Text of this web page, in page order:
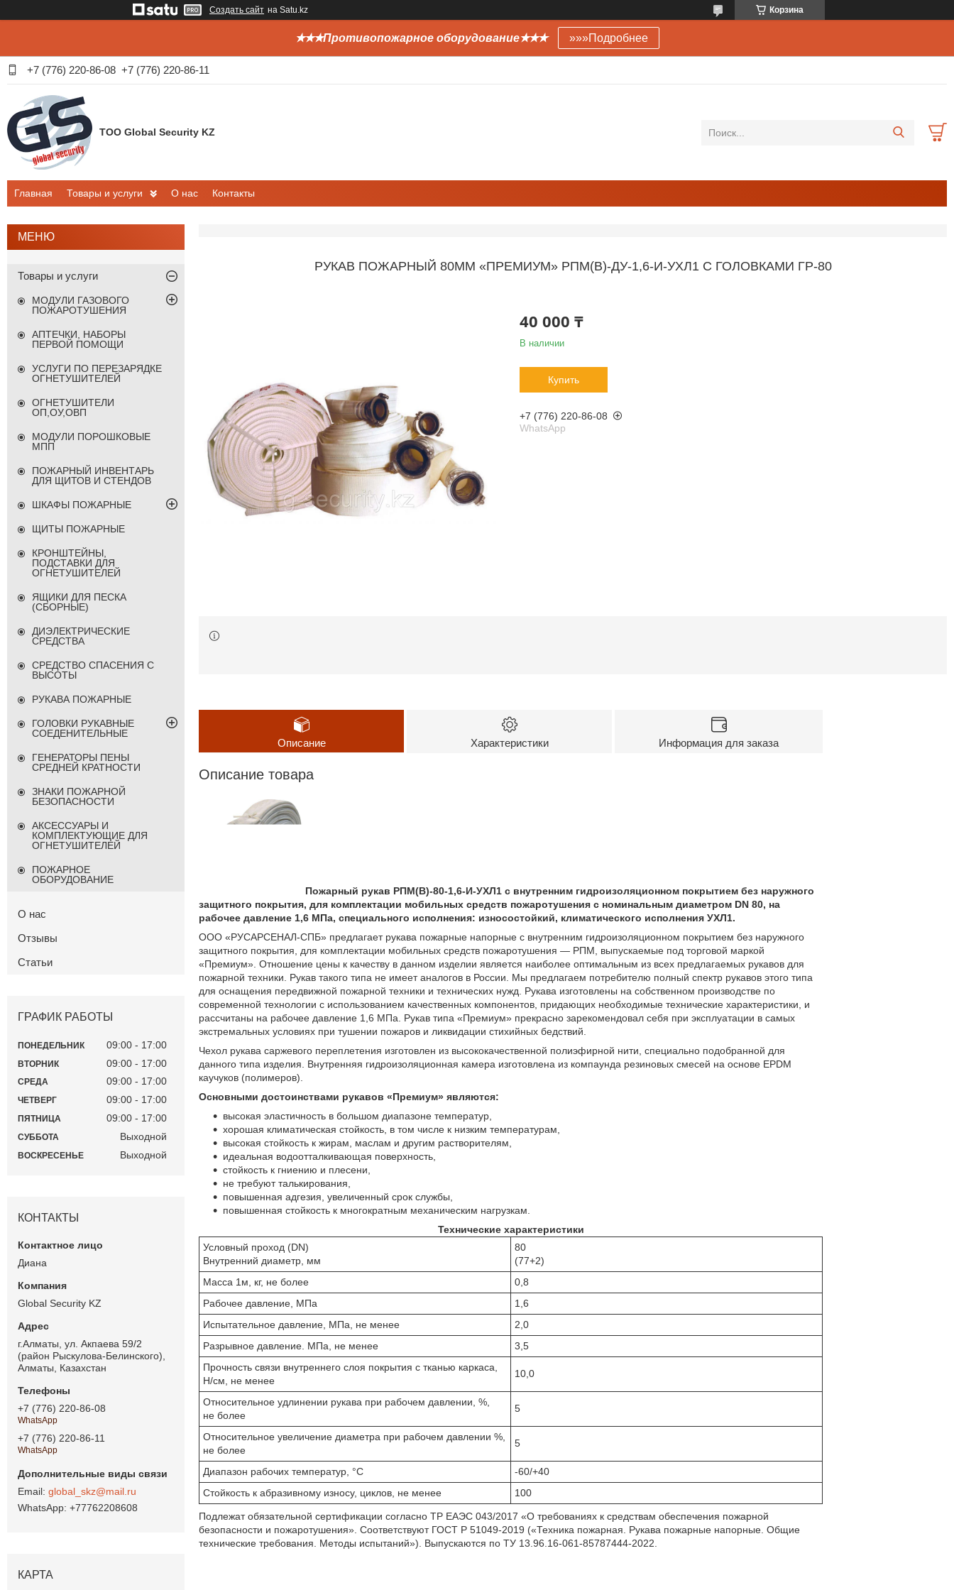
Создать сайт на Satu.kz Корзина
✭✭✭Противопожарное оборудование✭✭✭ »»»Подробнее
+7 (776) 220-86-08 +7 (776) 220-86-11
ТОО Global Security KZ
Главная Товары и услуги О нас Контакты
РУКАВ ПОЖАРНЫЙ 80ММ «ПРЕМИУМ» РПМ(В)-ДУ-1,6-И-УХЛ1 С ГОЛОВКАМИ ГР-80
40 000 ₸
В наличии
Купить
+7 (776) 220-86-08
WhatsApp
Описание Характеристики Информация для заказа
Описание товара
Пожарный рукав РПМ(В)-80-1,6-И-УХЛ1 с внутренним гидроизоляционном покрытием без наружного
защитного покрытия, для комплектации мобильных средств пожаротушения с номинальным диаметром DN 80, на
рабочее давление 1,6 МПа, специального исполнения: износостойкий, климатического исполнения УХЛ1.
ООО «РУСАРСЕНАЛ-СПБ» предлагает рукава пожарные напорные с внутренним гидроизоляционном покрытием без наружного
защитного покрытия, для комплектации мобильных средств пожаротушения — РПМ, выпускаемые под торговой маркой
«Премиум». Отношение цены к качеству в данном изделии является наиболее оптимальным из всех предлагаемых рукавов для
пожарной техники. Рукав такого типа не имеет аналогов в России. Мы предлагаем потребителю полный спектр рукавов этого типа
для оснащения передвижной пожарной техники и технических нужд. Рукава изготовлены на собственном производстве по
современной технологии с использованием качественных компонентов, придающих необходимые технические характеристики, и
рассчитаны на рабочее давление 1,6 МПа. Рукав типа «Премиум» прекрасно зарекомендовал себя при эксплуатации в самых
экстремальных условиях при тушении пожаров и ликвидации стихийных бедствий.
Чехол рукава саржевого переплетения изготовлен из высококачественной полиэфирной нити, специально подобранной для
данного типа изделия. Внутренняя гидроизоляционная камера изготовлена из компаунда резиновых смесей на основе EPDM
каучуков (полимеров).
Основными достоинствами рукавов «Премиум» являются:
высокая эластичность в большом диапазоне температур,
хорошая климатическая стойкость, в том числе к низким температурам,
высокая стойкость к жирам, маслам и другим растворителям,
идеальная водоотталкивающая поверхность,
стойкость к гниению и плесени,
не требуют талькирования,
повышенная адгезия, увеличенный срок службы,
повышенная стойкость к многократным механическим нагрузкам.
Технические характеристики
Условный проход (DN)
Внутренний диаметр, мм
80
(77+2)
Масса 1м, кг, не более
0,8
Рабочее давление, МПа
1,6
Испытательное давление, МПа, не менее
2,0
Разрывное давление. МПа, не менее
3,5
Прочность связи внутреннего слоя покрытия с тканью каркаса,
Н/см, не менее
10,0
Относительное удлинении рукава при рабочем давлении, %,
не более
5
Относительное увеличение диаметра при рабочем давлении %,
не более
5
Диапазон рабочих температур, °C
-60/+40
Стойкость к абразивному износу, циклов, не менее
100
Подлежат обязательной сертификации согласно ТР ЕАЭС 043/2017 «О требованиях к средствам обеспечения пожарной
безопасности и пожаротушения». Соответствуют ГОСТ Р 51049-2019 («Техника пожарная. Рукава пожарные напорные. Общие
технические требования. Методы испытаний»). Выпускаются по ТУ 13.96.16-061-85787444-2022.
Товары и услуги
МОДУЛИ ГАЗОВОГО
ПОЖАРОТУШЕНИЯ
АПТЕЧКИ, НАБОРЫ
ПЕРВОЙ ПОМОЩИ
УСЛУГИ ПО ПЕРЕЗАРЯДКЕ
ОГНЕТУШИТЕЛЕЙ
ОГНЕТУШИТЕЛИ
ОП,ОУ,ОВП
МОДУЛИ ПОРОШКОВЫЕ
МПП
ПОЖАРНЫЙ ИНВЕНТАРЬ
ДЛЯ ЩИТОВ И СТЕНДОВ
ШКАФЫ ПОЖАРНЫЕ
ЩИТЫ ПОЖАРНЫЕ
КРОНШТЕЙНЫ,
ПОДСТАВКИ ДЛЯ
ОГНЕТУШИТЕЛЕЙ
ЯЩИКИ ДЛЯ ПЕСКА
(СБОРНЫЕ)
ДИЭЛЕКТРИЧЕСКИЕ
СРЕДСТВА
СРЕДСТВО СПАСЕНИЯ С
ВЫСОТЫ
РУКАВА ПОЖАРНЫЕ
ГОЛОВКИ РУКАВНЫЕ
СОЕДЕНИТЕЛЬНЫЕ
ГЕНЕРАТОРЫ ПЕНЫ
СРЕДНЕЙ КРАТНОСТИ
ЗНАКИ ПОЖАРНОЙ
БЕЗОПАСНОСТИ
АКСЕССУАРЫ И
КОМПЛЕКТУЮЩИЕ ДЛЯ
ОГНЕТУШИТЕЛЕЙ
ПОЖАРНОЕ
ОБОРУДОВАНИЕ
О нас
Отзывы
Статьи
ГРАФИК РАБОТЫ
ПОНЕДЕЛЬНИК 09:00 17:00
ВТОРНИК 09:00 17:00
СРЕДА 09:00 17:00
ЧЕТВЕРГ 09:00 17:00
ПЯТНИЦА 09:00 17:00
СУББОТА Выходной
ВОСКРЕСЕНЬЕ Выходной
КОНТАКТЫ
Диана
Global Security KZ
г.Алматы, ул. Акпаева 59/2
(район Рыскулова-Белинского),
Алматы, Казахстан
+7 (776) 220-86-08
WhatsApp
+7 (776) 220-86-11
WhatsApp
global_skz@mail.ru
+77762208608
КАРТА